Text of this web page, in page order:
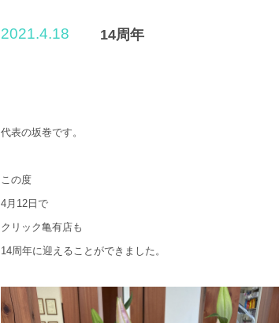
2021.4.18 14周年
代表の坂巻です。
この度
4月12日で
クリック亀有店も
14周年に迎えることができました。